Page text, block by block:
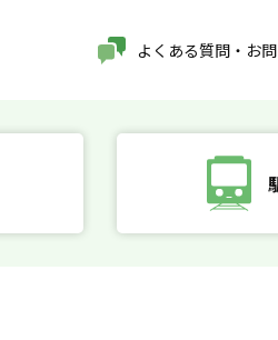
よくある質問・お